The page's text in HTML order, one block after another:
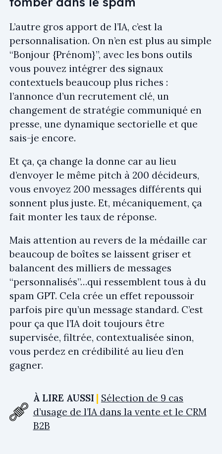
L’autre gros apport de l’IA, c’est la
personnalisation. On n’en est plus au simple
“Bonjour {Prénom}”, avec les bons outils
vous pouvez intégrer des signaux
contextuels beaucoup plus riches :
l’annonce d’un recrutement clé, un
changement de stratégie communiqué en
presse, une dynamique sectorielle et que
sais-je encore.
Et ça, ça change la donne car au lieu
d’envoyer le même pitch à 200 décideurs,
vous envoyez 200 messages différents qui
sonnent plus juste. Et, mécaniquement, ça
fait monter les taux de réponse.
Mais attention au revers de la médaille car
beaucoup de boîtes se laissent griser et
balancent des milliers de messages
“personnalisés”…qui ressemblent tous à du
spam GPT. Cela crée un effet repoussoir
parfois pire qu’un message standard. C’est
pour ça que l’IA doit toujours être
supervisée, filtrée, contextualisée sinon,
vous perdez en crédibilité au lieu d’en
gagner.
À LIRE AUSSI
Sélection de 9 cas
d’usage de l’IA dans la vente et le CRM
B2B